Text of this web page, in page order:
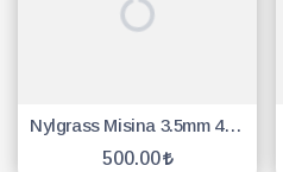
Nylgrass Misina 3.5mm 40 Mt 6 Köşe Sarı
500.00